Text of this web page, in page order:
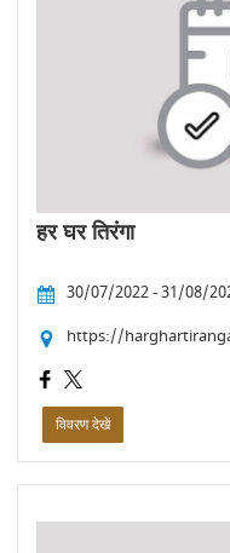
हर घर तिरंगा
30/07/2022 - 31/08/
https://
विवरण देखें